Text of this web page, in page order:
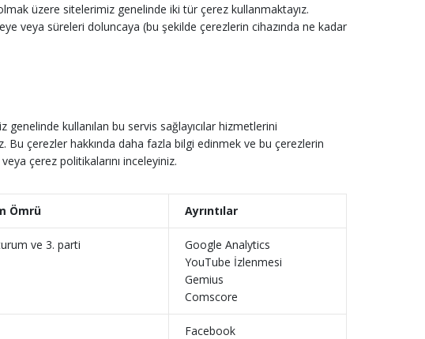
üzere sitelerimiz genelinde iki tür çerez kullanmaktayız.
veya süreleri doluncaya (bu şekilde çerezlerin cihazında ne kadar
kullanılan bu servis sağlayıcılar hizmetlerini
çerezler hakkında daha fazla bilgi edinmek ve bu çerezlerin
çerez politikalarını inceleyiniz.
Ömrü Ayrıntılar
ve 3. parti
Google Analytics
YouTube İzlenmesi
Gemius
Comscore
Facebook